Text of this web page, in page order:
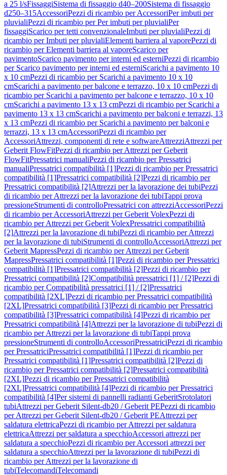
a 25 l/sFissaggiSistema di fissaggio d40–200Sistema di fissaggio
d250–315AccessoriPezzi di ricambio per AccessoriPer imbuti per
pluvialiPezzi di ricambio per Per imbuti per pluvialiPer
fissaggiScarico per tetti convenzionaleImbuti per pluvialiPezzi di
ricambio per Imbuti per pluvialiElementi barriera al vaporePezzi di
ricambio per Elementi barriera al vaporeScarico per
pavimentoScarico pavimento per interni ed esterniPezzi di ricambio
per Scarico pavimento per interni ed esterniScarichi a pavimento 10
x 10 cmPezzi di ricambio per Scarichi a pavimento 10 x 10
cmScarichi a pavimento per balcone e terrazzo, 10 x 10 cmPezzi di
ricambio per Scarichi a pavimento per balcone e terrazzo, 10 x 10
cmScarichi a pavimento 13 x 13 cmPezzi di ricambio per Scarichi a
pavimento 13 x 13 cmScarichi a pavimento per balconi e terrazzi, 13
x 13 cmPezzi di ricambio per Scarichi a pavimento per balconi e
terrazzi, 13 x 13 cmAccessoriPezzi di ricambio per
AccessoriAttrezzi, componenti di rete e softwareAttrezziAttrezzi per
Geberit FlowFitPezzi di ricambio per Attrezzi per Geberit
FlowFitPressatrici manualiPezzi di ricambio per Pressatrici
manualiPressatrici compatibilità [1]Pezzi di ricambio per Pressatrici
compatibilità [1]Pressatrici compatibilità [2]Pezzi di ricambio per
Pressatrici compatibilità [2]Attrezzi per la lavorazione dei tubiPezzi
di ricambio per Attrezzi per la lavorazione dei tubiTappi prova
pressioneStrumenti di controlloPressatrici con attrezziAccessoriPezzi
di ricambio per AccessoriAttrezzi per Geberit VolexPezzi di
ricambio per Attrezzi per Geberit VolexPressatrici compatibilità
[2]Attrezzi per la lavorazione di tubiPezzi di ricambio per Attrezzi
per la lavorazione di tubiStrumenti di controlloAccessoriAttrezzi per
Geberit MapressPezzi di ricambio per Attrezzi per Geberit
MapressPressatrici compatibilità [1]Pezzi di ricambio per Pressatrici
compatibilità [1]Pressatrici compatibilità [2]Pezzi di ricambio per
Pressatrici compatibilità [2]Compatibilità pressatrici [1] / [2]Pezzi di
ricambio per Compatibilità pressatrici [1] / [2]Pressatrici
compatibilità [2XL]Pezzi di ricambio per Pressatrici compatibilità
[2XL]Pressatrici compatibilità [3]Pezzi di ricambio per Pressatrici
compatibilità [3]Pressatrici compatibilità [4]Pezzi di ricambio per
Pressatrici compatibilità [4]Attrezzi per la lavorazione di tubiPezzi di
ricambio per Attrezzi per la lavorazione di tubiTappi prova
pressioneStrumenti di controlloAccessoriPressatriciPezzi di ricambio
per PressatriciPressatrici compatibilità [1]Pezzi di ricambio per
Pressatrici compatibilità [1]Pressatrici compatibilità [2]Pezzi di
ricambio per Pressatrici compatibilità [2]Pressatrici compatibilità
[2XL]Pezzi di ricambio per Pressatrici compatibilità
[2XL]Pressatrici compatibilità [4]Pezzi di ricambio per Pressatrici
compatibilità [4]Per sistemi di pannelli radianti GeberitSrotolatori
tubiAttrezzi per Geberit Silent-db20 / Geberit PEPezzi di ricambio
per Attrezzi per Geberit Silent-db20 / Geberit PEAttrezzi per
saldatura elettricaPezzi di ricambio per Attrezzi per saldatura
elettricaAttrezzi per saldatura a specchioAccessori attrezzi per
saldatura a specchioPezzi di ricambio per Accessori attrezzi per
saldatura a specchioAttrezzi per la lavorazione di tubiPezzi di
ricambio per Attrezzi per la lavorazione di
tubiTelecomandiTelecomandi